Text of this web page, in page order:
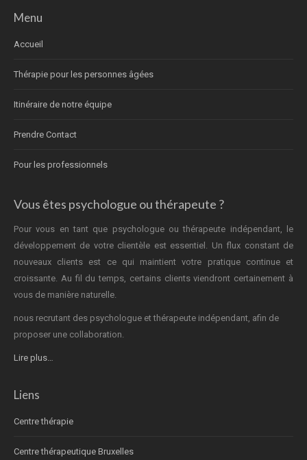
Menu
Accueil
Thérapie pour les personnes âgées
Itinéraire de notre équipe
Prendre Contact
Pour les professionnels
Vous êtes psychologue ou thérapeute ?
Pour vous en tant que psychologue ou thérapeute indépendant, le
développement de votre clientèle est essentiel. Un flux constant de
nouveaux clients est ce qui maintient votre pratique continue et
croissante. Au fil du temps, certains clients viendront certainement à
vous de manière naturelle.
nous recrutant des psychologue et thérapeute indépendant, afin de
proposer une collaboration.
Lire plus…
Liens
Centre thérapie
Centre thérapeutique Bruxelles